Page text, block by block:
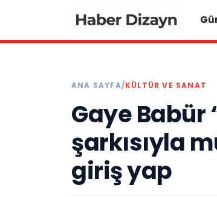
ANA SAYFA/KÜLTÜR VE SANAT
Gaye Babür
şarkısıyla
giriş yap